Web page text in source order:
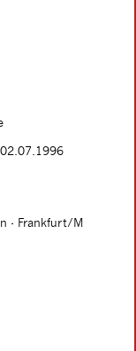
- Frankfurt/M